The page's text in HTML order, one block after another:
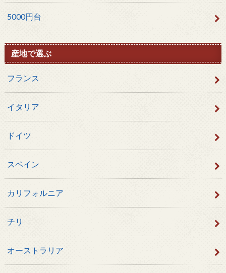
5000円台
産地で選ぶ
フランス
イタリア
ドイツ
スペイン
カリフォルニア
チリ
オーストラリア